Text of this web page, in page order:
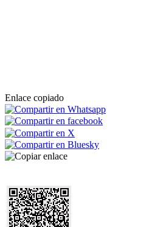
Enlace copiado